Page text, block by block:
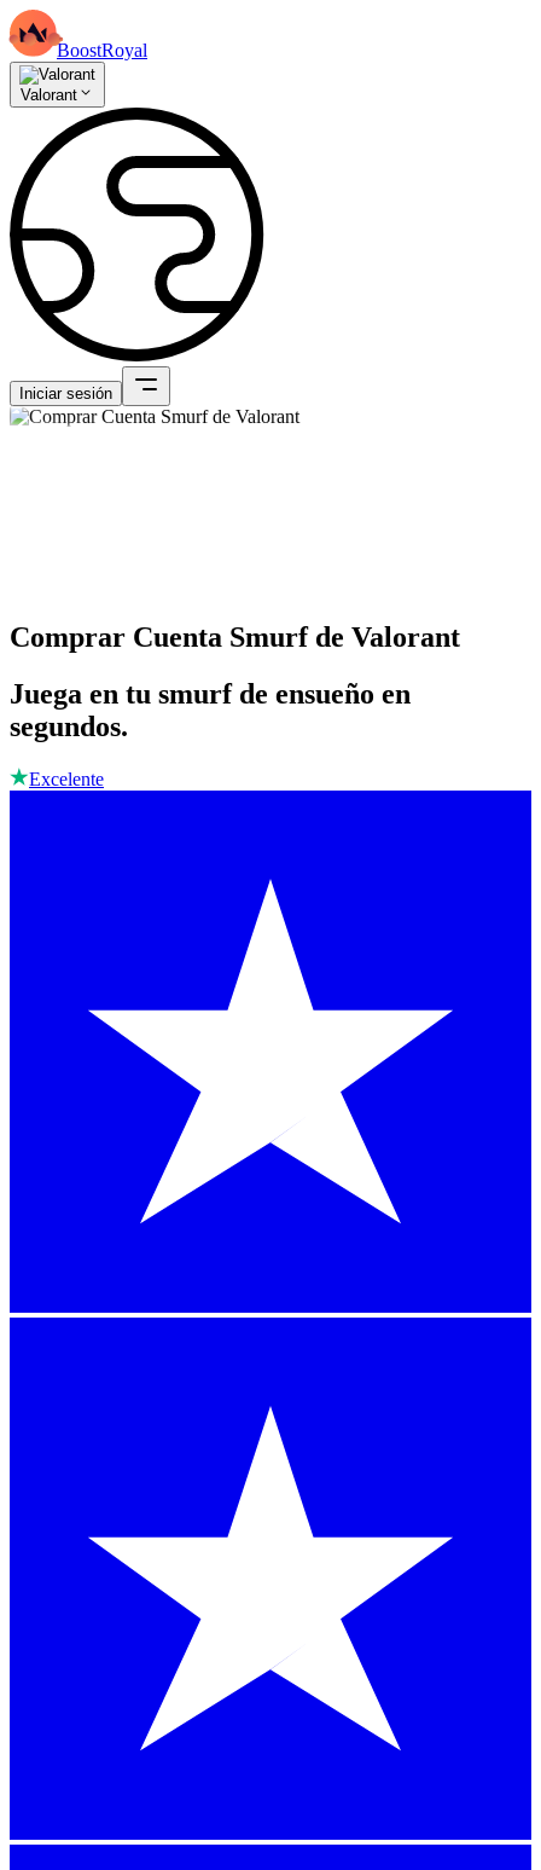
BoostRoyal
Valorant
Iniciar sesión
Comprar Cuenta Smurf de Valorant
Juega en tu smurf de ensueño en
segundos.
Excelente